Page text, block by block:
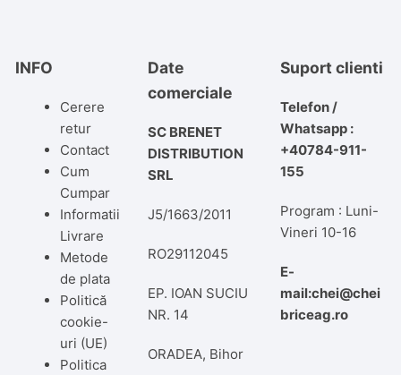
INFO
Cerere
retur
Contact
Cum
Cumpar
Informatii
Livrare
Metode
de plata
Politică
cookie-
uri (UE)
Politica
Date
comerciale
SC BRENET
DISTRIBUTION
SRL
J5/1663/2011
RO29112045
EP. IOAN SUCIU
NR. 14
ORADEA, Bihor
Suport clienti
Telefon /
Whatsapp :
+40784-911-
155
Program : Luni-
Vineri 10-16
E-
mail:chei@chei
briceag.ro